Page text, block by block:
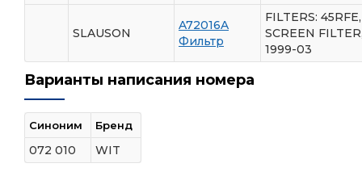
SLAUSON
A72016A
Фильтр
FILTERS:
SCREEN
1999-03
Варианты написания номера
Синоним Бренд
072 010 WIT